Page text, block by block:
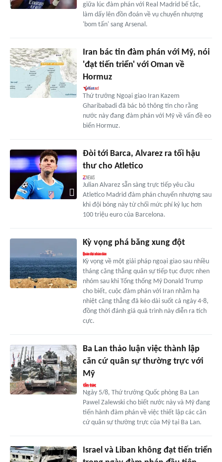
giữa lúc đàm phán với Real Madrid bế tắc,
làm dấy lên đồn đoán về vụ chuyển nhượng
'bom tấn' sang Arsenal.
Iran bác tin đàm phán với Mỹ, nói
'đạt tiến triển' với Oman về
Hormuz
Thứ trưởng Ngoại giao Iran Kazem
Gharibabadi đã bác bỏ thông tin cho rằng
nước này đang đàm phán với Mỹ về vấn đề eo
biển Hormuz.
Đòi tới Barca, Alvarez ra tối hậu
thư cho Atletico
Julian Alvarez sẵn sàng trực tiếp yêu cầu
Atletico Madrid đàm phán chuyển nhượng sau
khi đội bóng này từ chối mức phí kỷ lục hơn
100 triệu euro của Barcelona.
Kỳ vọng phá băng xung đột
Kỳ vọng về một giải pháp ngoại giao sau nhiều
tháng căng thẳng quân sự tiếp tục được nhen
nhóm sau khi Tổng thống Mỹ Donald Trump
cho biết, cuộc đàm phán với Iran nhằm hạ
nhiệt căng thẳng đã kéo dài suốt cả ngày 4-8,
đồng thời đánh giá quá trình này diễn ra tích
cực.
Ba Lan thảo luận việc thành lập
căn cứ quân sự thường trực với
Mỹ
Ngày 5/8, Thứ trưởng Quốc phòng Ba Lan
Pawel Zalewski cho biết nước này và Mỹ đang
tiến hành đàm phán về việc thiết lập các căn
cứ quân sự thường trực của Mỹ tại Ba Lan.
Israel và Liban không đạt tiến triển